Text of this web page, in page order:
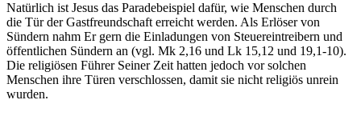
Natürlich ist Jesus das Paradebeispiel dafür, wie Menschen durch
die Tür der Gastfreundschaft erreicht werden. Als Erlöser von
Sündern nahm Er gern die Einladungen von Steuereintreibern und
öffentlichen Sündern an (vgl. Mk 2,16 und Lk 15,12 und 19,1-10).
Die religiösen Führer Seiner Zeit hatten jedoch vor solchen
Menschen ihre Türen verschlossen, damit sie nicht religiös unrein
wurden.